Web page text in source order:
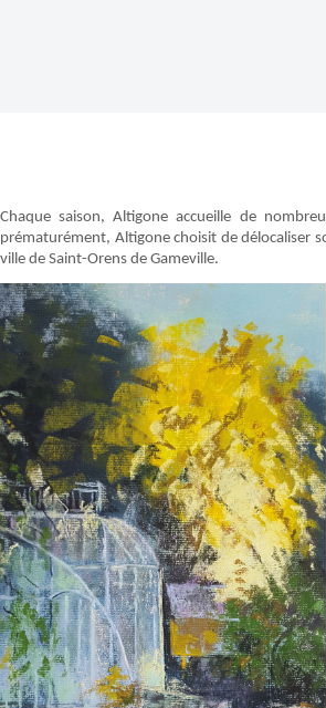
Chaque saison, Altigone accueille de
prématurément, Altigone choisit de délocaliser
ville de Saint-Orens de Gameville.